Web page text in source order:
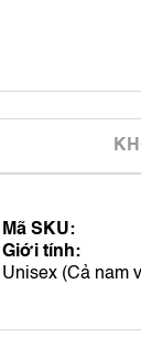
Mã SKU:
Giới tính:
Unisex (Cả nam